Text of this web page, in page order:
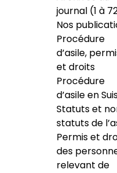
journal (1 à
Nos
Procédure
d’asile,
et droits
Procédure
d’asile en
Statuts et
statuts de
Permis et
des
relevant de